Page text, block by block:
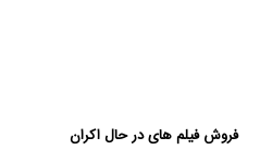
فروش فیلم های در حال اکران